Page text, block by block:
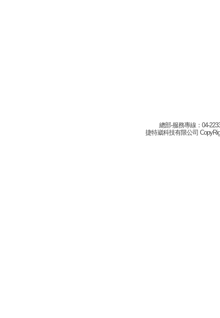
總部-服務專線：04-
捷特崴科技有限公司